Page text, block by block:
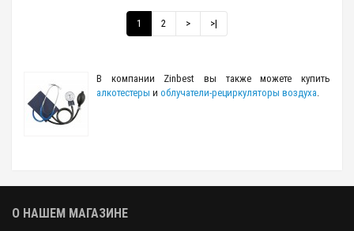
1 2 > >|
В компании Zinbest вы также можете купить
алкотестеры и облучатели-рециркуляторы воздуха.
О НАШЕМ МАГАЗИНЕ